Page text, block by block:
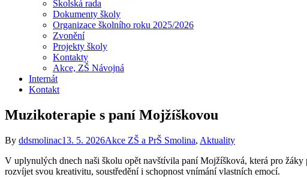
Školská rada
Dokumenty školy
Organizace školního roku 2025/2026
Zvonění
Projekty školy
Kontakty
Akce, ZŠ Návojná
Internát
Kontakt
Muzikoterapie s paní Mojžíškovou
By ddsmolinac13. 5. 2026Akce ZŠ a PrŠ Smolina, Aktuality
V uplynulých dnech naši školu opět navštívila paní Mojžíšková, která pro
rozvíjet svou kreativitu, soustředění i schopnost vnímání vlastních emocí.